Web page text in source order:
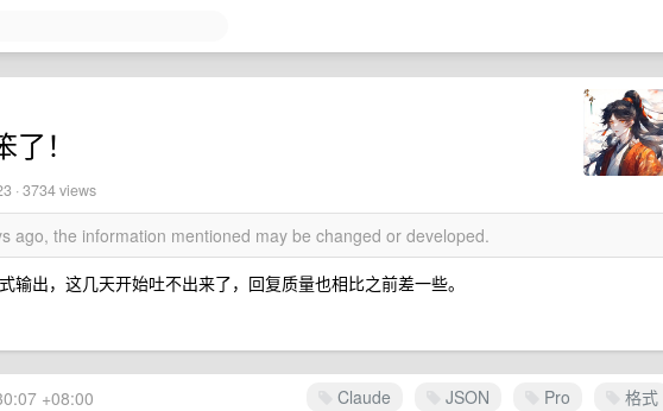
！
· 3734 views
ago, the information mentioned may be changed or developed.
输出，这几天开始吐不出来了，回复质量也相比之前差一些。
Claude JSON Pro 格式
+08:00